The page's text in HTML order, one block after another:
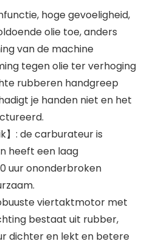
hoge gevoeligheid,
olie toe, anders
van de machine
tegen olie ter verhoging
rubberen handgreep
je handen niet en het
】: de carburateur is
heeft een laag
uur ononderbroken
viertaktmotor met
bestaat uit rubber,
dichter en lekt en betere